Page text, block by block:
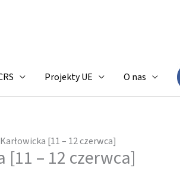
Projekty UE O nas
[11 – 12 czerwca]
[11 – 12 czerwca]